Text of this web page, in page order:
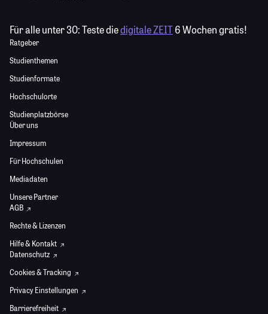
Für alle unter 30:Teste diedigitale ZEIT6 Wochen gratis!
Ratgeber
Studienthemen
Studienformate
Hochschulorte
Studienplatzbörse
Über uns
Impressum
Für Hochschulen
Mediadaten
Unsere Partner
AGB
Rechte & Lizenzen
Hilfe & Kontakt
Datenschutz
Cookies & Tracking
Privacy Einstellungen
Barrierefreiheit